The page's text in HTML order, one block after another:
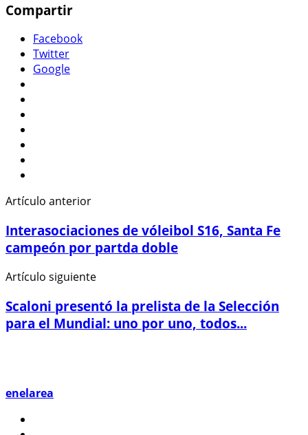
Compartir
Facebook
Twitter
Google
Artículo anterior
Interasociaciones de vóleibol S16, Santa Fe
campeón por partda doble
Artículo siguiente
Scaloni presentó la prelista de la Selección
para el Mundial: uno por uno, todos...
enelarea